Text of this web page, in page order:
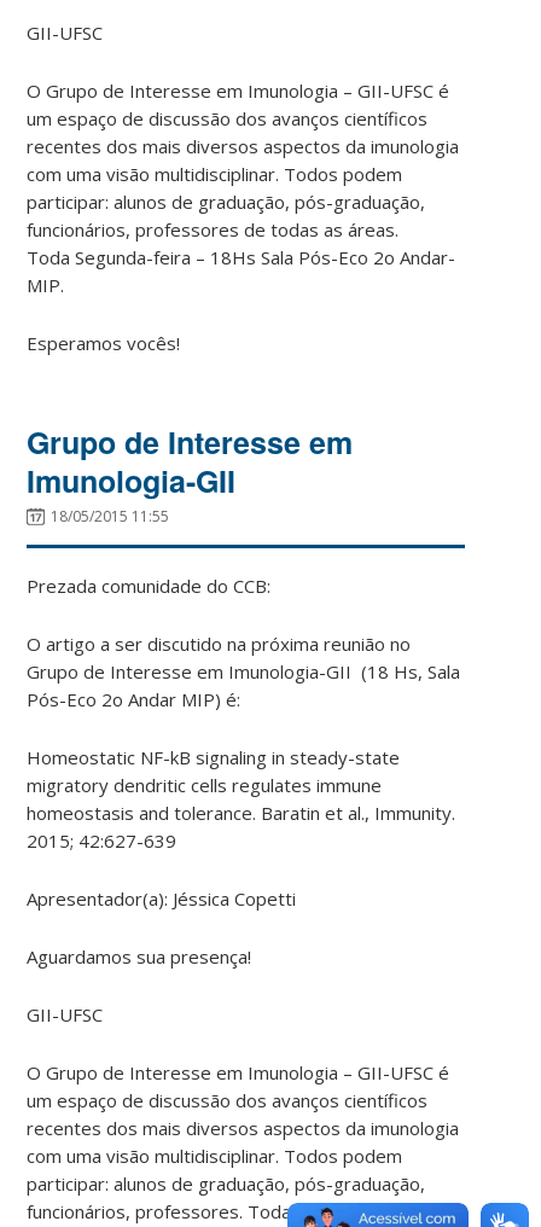
GII-UFSC
O Grupo de Interesse em Imunologia – GII-UFSC é
um espaço de discussão dos avanços científicos
recentes dos mais diversos aspectos da imunologia
com uma visão multidisciplinar. Todos podem
participar: alunos de graduação, pós-graduação,
funcionários, professores de todas as áreas.
Toda Segunda-feira – 18Hs Sala Pós-Eco 2o Andar-
MIP.
Esperamos vocês!
Grupo de Interesse em
Imunologia-GII
18/05/2015 11:55
Prezada comunidade do CCB:
O artigo a ser discutido na próxima reunião no
Grupo de Interesse em Imunologia-GII (18 Hs, Sala
Pós-Eco 2o Andar MIP) é:
Homeostatic NF-kB signaling in steady-state
migratory dendritic cells regulates immune
homeostasis and tolerance. Baratin et al., Immunity.
2015; 42:627-639
Apresentador(a): Jéssica Copetti
Aguardamos sua presença!
GII-UFSC
O Grupo de Interesse em Imunologia – GII-UFSC é
um espaço de discussão dos avanços científicos
recentes dos mais diversos aspectos da imunologia
com uma visão multidisciplinar. Todos podem
participar: alunos de graduação, pós-graduação,
funcionários, professores. Toda Segunda-feira –